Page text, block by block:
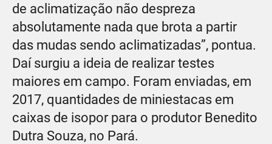
de aclimatização não despreza
absolutamente nada que brota a partir
das mudas sendo aclimatizadas”, pontua.
Daí surgiu a ideia de realizar testes
maiores em campo. Foram enviadas, em
2017, quantidades de miniestacas em
caixas de isopor para o produtor Benedito
Dutra Souza, no Pará.